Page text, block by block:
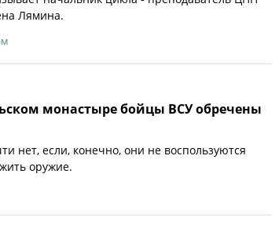
Лямина.
монастыре бойцы ВСУ обречены
нет, если, конечно, они не воспользуются
оружие.